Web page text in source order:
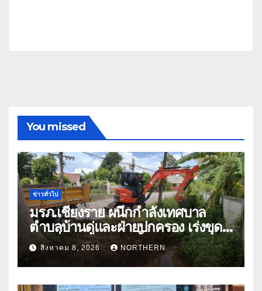
You missed
ข่าวทั่วไป
มรภ.เชียงราย ผนึกกำลังเทศบาล
ตำบลบ้านดู่และฝ่ายปกครอง เร่งขุด
ลอกสิ่งกีดขวางทางน้ำ ป้องกันและลด
ปัญหาน้ำท่วม
สิงหาคม 8, 2026 NORTHERN